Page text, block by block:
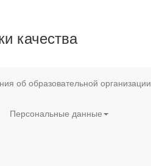
качества
об образовательной организации
Персональные данные